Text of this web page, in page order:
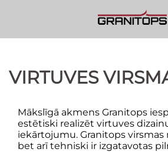
VIRTUVES
Mākslīgā akmens Granitops
estētiski realizēt virtuves
iekārtojumu. Granitops virsmas
bet arī tehniski ir izgatavotas